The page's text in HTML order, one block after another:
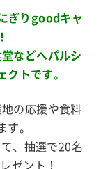
ぎりgoodキャ
などへパルシ
トです。
の応援や食料
。
、抽選で20名
ゼント！